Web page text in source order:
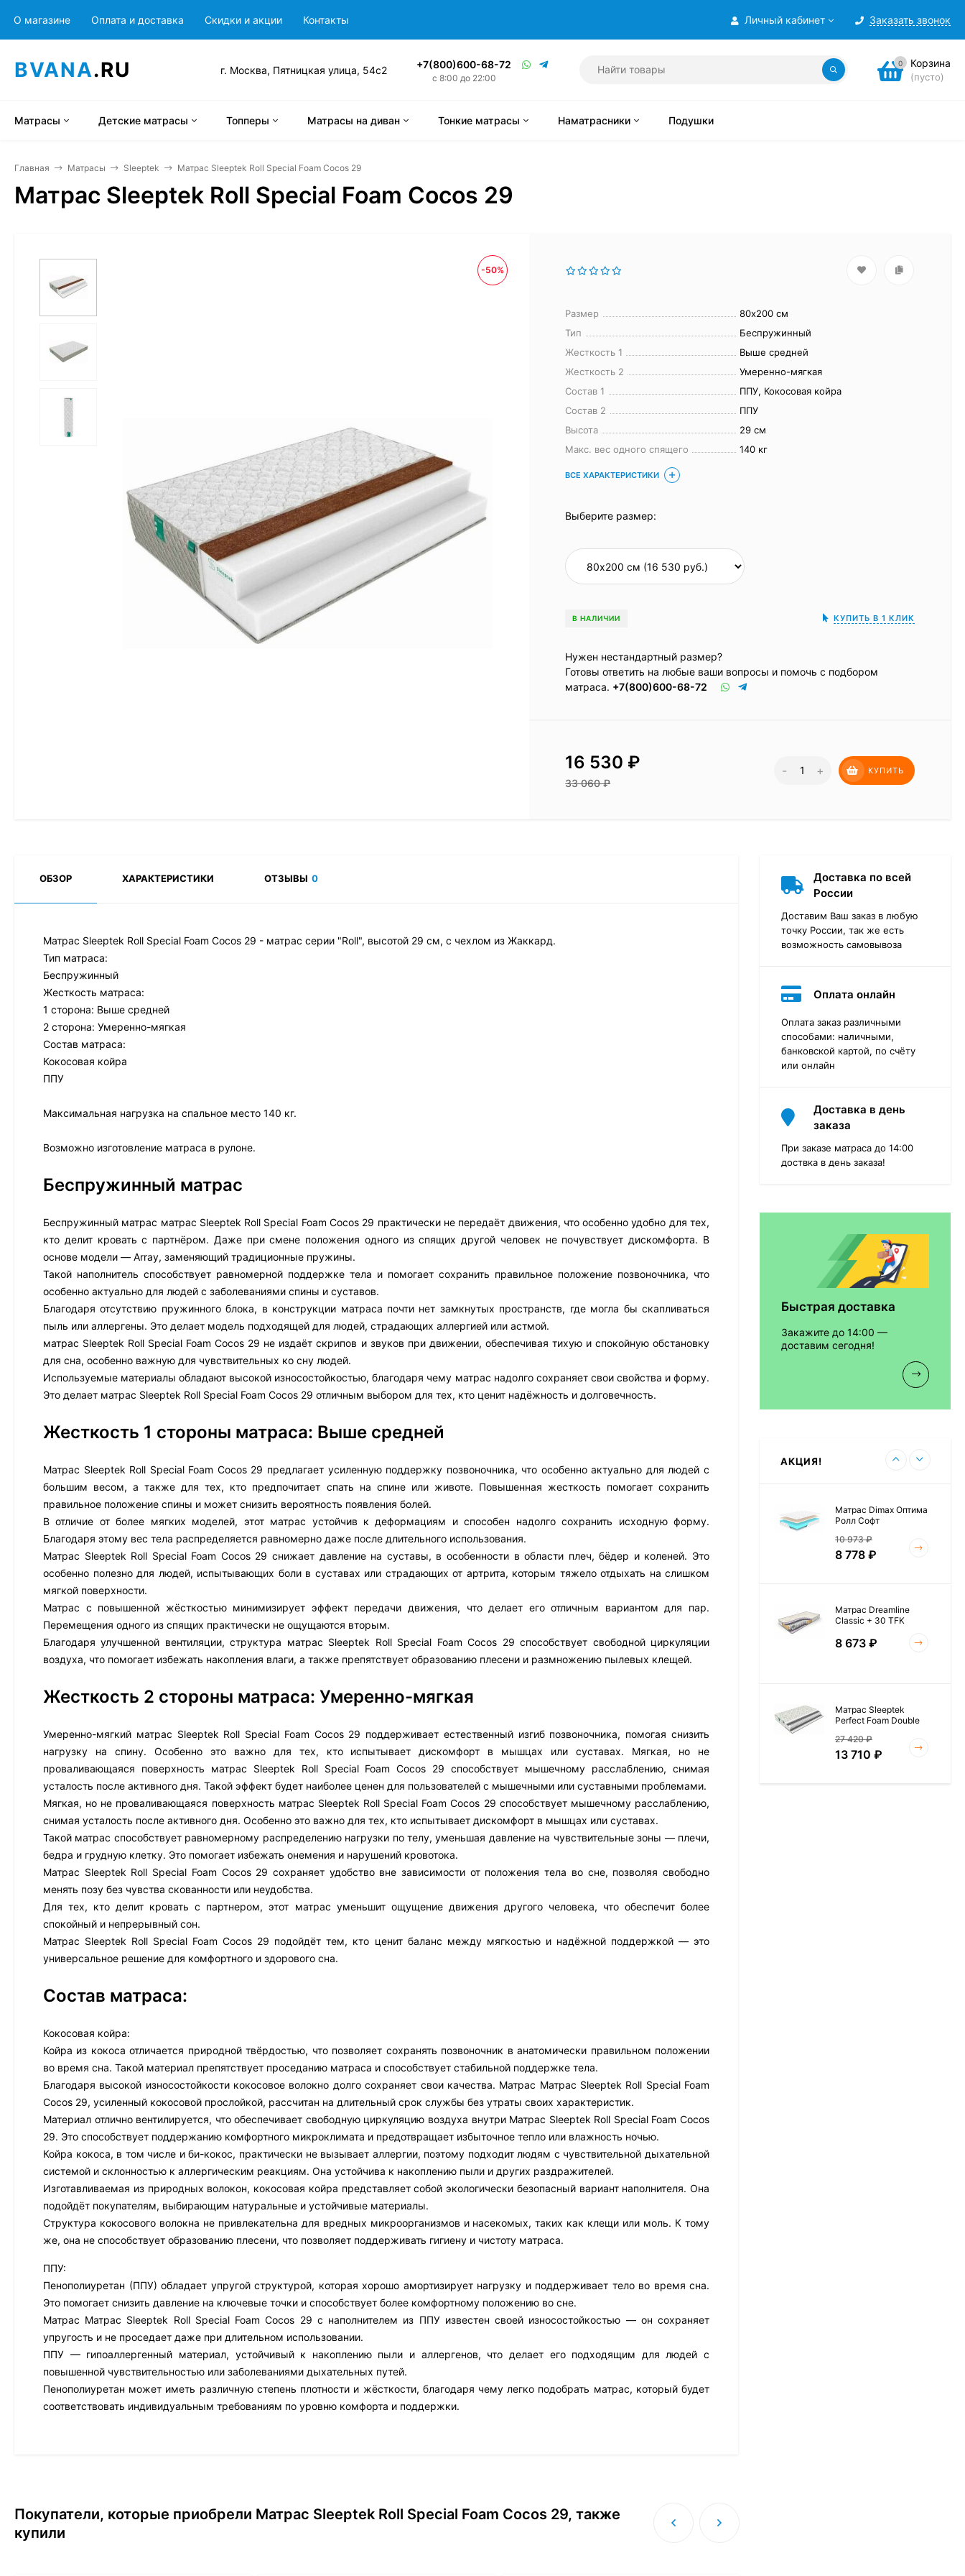
Личный кабинет Заказать звонок
О магазине Оплата и доставка Скидки и акции Контакты
BVANA.RU г. Москва, Пятницкая улица, 54с2 +7(800)600-68-72
с 8:00 до 22:00
0 Корзина
(пусто)
Матрасы Детские матрасы Топперы Матрасы на диван Тонкие матрасы Наматрасники Подушки
Главная Матрасы Sleeptek Матрас Sleeptek Roll Special Foam Cocos 29
Матрас Sleeptek Roll Special Foam Cocos 29
-50%
Размер
80х200 см
Тип
Беспружинный
Жесткость 1
Выше средней
Жесткость 2
Умеренно-мягкая
Состав 1
ППУ, Кокосовая койра
Состав 2
ППУ
Высота
29 см
Макс. вес одного спящего
140 кг
ВСЕ ХАРАКТЕРИСТИКИ
Выберите размер:
В НАЛИЧИИ КУПИТЬ В 1 КЛИК
Нужен нестандартный размер?
Готовы ответить на любые ваши вопросы и помочь с подбором
матраса. +7(800)600-68-72
16 530 ₽
33 060₽
- + КУПИТЬ
ОБЗОР ХАРАКТЕРИСТИКИ ОТЗЫВЫ 0
Матрас Sleeptek Roll Special Foam Cocos 29 - матрас серии "Roll", высотой 29 см, с чехлом из Жаккард.
Тип матраса:
Беспружинный
Жесткость матраса:
1 сторона: Выше средней
2 сторона: Умеренно-мягкая
Состав матраса:
Кокосовая койра
ППУ
Максимальная нагрузка на спальное место 140 кг.
Возможно изготовление матраса в рулоне.
Беспружинный матрас
Беспружинный матрас матрас Sleeptek Roll Special Foam Cocos 29 практически не передаёт движения, что особенно удобно для тех,
кто делит кровать с партнёром. Даже при смене положения одного из спящих другой человек не почувствует дискомфорта. В
основе модели — Array, заменяющий традиционные пружины.
Такой наполнитель способствует равномерной поддержке тела и помогает сохранить правильное положение позвоночника, что
особенно актуально для людей с заболеваниями спины и суставов.
Благодаря отсутствию пружинного блока, в конструкции матраса почти нет замкнутых пространств, где могла бы скапливаться
пыль или аллергены. Это делает модель подходящей для людей, страдающих аллергией или астмой.
матрас Sleeptek Roll Special Foam Cocos 29 не издаёт скрипов и звуков при движении, обеспечивая тихую и спокойную обстановку
для сна, особенно важную для чувствительных ко сну людей.
Используемые материалы обладают высокой износостойкостью, благодаря чему матрас надолго сохраняет свои свойства и форму.
Это делает матрас Sleeptek Roll Special Foam Cocos 29 отличным выбором для тех, кто ценит надёжность и долговечность.
Жесткость 1 стороны матраса: Выше средней
Матрас Sleeptek Roll Special Foam Cocos 29 предлагает усиленную поддержку позвоночника, что особенно актуально для людей с
большим весом, а также для тех, кто предпочитает спать на спине или животе. Повышенная жесткость помогает сохранить
правильное положение спины и может снизить вероятность появления болей.
В отличие от более мягких моделей, этот матрас устойчив к деформациям и способен надолго сохранить исходную форму.
Благодаря этому вес тела распределяется равномерно даже после длительного использования.
Матрас Sleeptek Roll Special Foam Cocos 29 снижает давление на суставы, в особенности в области плеч, бёдер и коленей. Это
особенно полезно для людей, испытывающих боли в суставах или страдающих от артрита, которым тяжело отдыхать на слишком
мягкой поверхности.
Матрас с повышенной жёсткостью минимизирует эффект передачи движения, что делает его отличным вариантом для пар.
Перемещения одного из спящих практически не ощущаются вторым.
Благодаря улучшенной вентиляции, структура матрас Sleeptek Roll Special Foam Cocos 29 способствует свободной циркуляции
воздуха, что помогает избежать накопления влаги, а также препятствует образованию плесени и размножению пылевых клещей.
Жесткость 2 стороны матраса: Умеренно-мягкая
Умеренно-мягкий матрас Sleeptek Roll Special Foam Cocos 29 поддерживает естественный изгиб позвоночника, помогая снизить
нагрузку на спину. Особенно это важно для тех, кто испытывает дискомфорт в мышцах или суставах. Мягкая, но не
проваливающаяся поверхность матрас Sleeptek Roll Special Foam Cocos 29 способствует мышечному расслаблению, снимая
усталость после активного дня. Такой эффект будет наиболее ценен для пользователей с мышечными или суставными проблемами.
Мягкая, но не проваливающаяся поверхность матрас Sleeptek Roll Special Foam Cocos 29 способствует мышечному расслаблению,
снимая усталость после активного дня. Особенно это важно для тех, кто испытывает дискомфорт в мышцах или суставах.
Такой матрас способствует равномерному распределению нагрузки по телу, уменьшая давление на чувствительные зоны — плечи,
бедра и грудную клетку. Это помогает избежать онемения и нарушений кровотока.
Матрас Sleeptek Roll Special Foam Cocos 29 сохраняет удобство вне зависимости от положения тела во сне, позволяя свободно
менять позу без чувства скованности или неудобства.
Для тех, кто делит кровать с партнером, этот матрас уменьшит ощущение движения другого человека, что обеспечит более
спокойный и непрерывный сон.
Матрас Sleeptek Roll Special Foam Cocos 29 подойдёт тем, кто ценит баланс между мягкостью и надёжной поддержкой — это
универсальное решение для комфортного и здорового сна.
Состав матраса:
Кокосовая койра:
Койра из кокоса отличается природной твёрдостью, что позволяет сохранять позвоночник в анатомически правильном положении
во время сна. Такой материал препятствует проседанию матраса и способствует стабильной поддержке тела.
Благодаря высокой износостойкости кокосовое волокно долго сохраняет свои качества. Матрас Матрас Sleeptek Roll Special Foam
Cocos 29, усиленный кокосовой прослойкой, рассчитан на длительный срок службы без утраты своих характеристик.
Материал отлично вентилируется, что обеспечивает свободную циркуляцию воздуха внутри Матрас Sleeptek Roll Special Foam Cocos
29. Это способствует поддержанию комфортного микроклимата и предотвращает избыточное тепло или влажность ночью.
Койра кокоса, в том числе и би-кокос, практически не вызывает аллергии, поэтому подходит людям с чувствительной дыхательной
системой и склонностью к аллергическим реакциям. Она устойчива к накоплению пыли и других раздражителей.
Изготавливаемая из природных волокон, кокосовая койра представляет собой экологически безопасный вариант наполнителя. Она
подойдёт покупателям, выбирающим натуральные и устойчивые материалы.
Структура кокосового волокна не привлекательна для вредных микроорганизмов и насекомых, таких как клещи или моль. К тому
же, она не способствует образованию плесени, что позволяет поддерживать гигиену и чистоту матраса.
ППУ:
Пенополиуретан (ППУ) обладает упругой структурой, которая хорошо амортизирует нагрузку и поддерживает тело во время сна.
Это помогает снизить давление на ключевые точки и способствует более комфортному положению во сне.
Матрас Матрас Sleeptek Roll Special Foam Cocos 29 с наполнителем из ППУ известен своей износостойкостью — он сохраняет
упругость и не проседает даже при длительном использовании.
ППУ — гипоаллергенный материал, устойчивый к накоплению пыли и аллергенов, что делает его подходящим для людей с
повышенной чувствительностью или заболеваниями дыхательных путей.
Пенополиуретан может иметь различную степень плотности и жёсткости, благодаря чему легко подобрать матрас, который будет
соответствовать индивидуальным требованиям по уровню комфорта и поддержки.
Покупатели, которые приобрели Матрас Sleeptek Roll Special Foam Cocos 29, также
купили
Доставка по всей
России
Доставим Ваш заказ в любую
точку России, так же есть
возможность самовывоза
Оплата онлайн
Оплата заказ различными
способами: наличными,
банковской картой, по счёту
или онлайн
Доставка в день
заказа
При заказе матраса до 14:00
доствка в день заказа!
Быстрая доставка
Закажите до 14:00 —
доставим сегодня!
АКЦИЯ!
12 468₽
9 351
Матрас Vitaflex Foam
7 692₽
Матрас Vitaflex Foam
Матрас Dimax Оптима
Ролл Софт
10 973₽
8 778 ₽
Матрас Dreamline
Classic + 30 TFK
8 673 ₽
Матрас Sleeptek
Perfect Foam Double
27 420₽
13 710 ₽